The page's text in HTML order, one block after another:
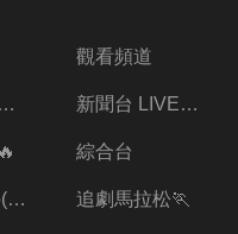
《凡人修仙傳》第五季全新開播✨
新哆啦A夢o((ﾐﾟｴﾟﾐ))o
觀看頻道
新聞台 LIVE 直播
綜合台
追劇馬拉松🏃